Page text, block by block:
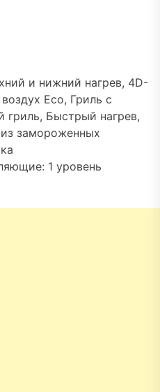
и нижний нагрев, 4D-
Eco, Гриль с
гриль, Быстрый нагрев,
замороженных
1 уровень